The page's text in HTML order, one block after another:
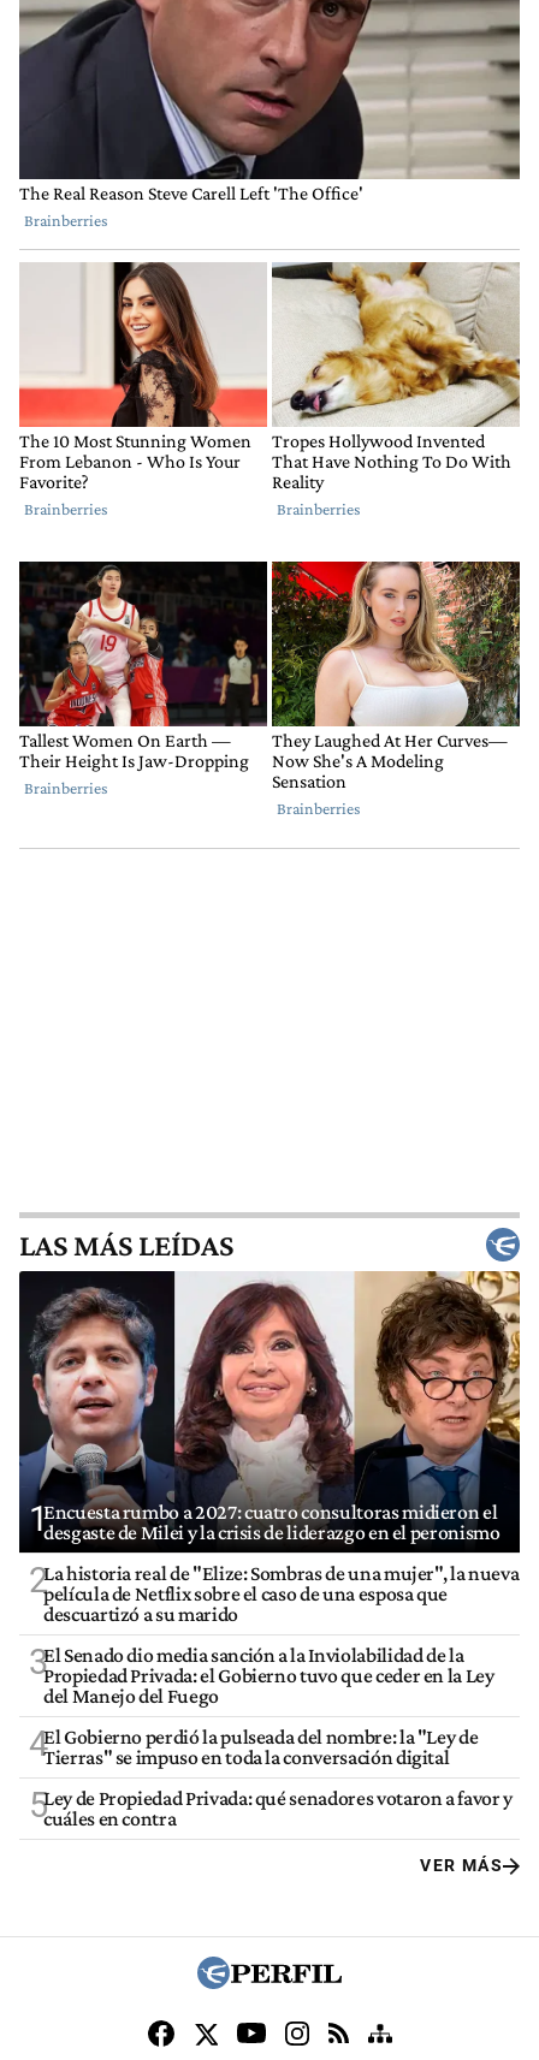
LAS MÁS LEÍDAS
1Encuesta rumbo a 2027: cuatro consultoras midieron el
desgaste de Milei y la crisis de liderazgo en el peronismo
2La historia real de "Elize: Sombras de una mujer", la nueva
película de Netflix sobre el caso de una esposa que
descuartizó a su marido
3El Senado dio media sanción a la Inviolabilidad de la
Propiedad Privada: el Gobierno tuvo que ceder en la Ley
del Manejo del Fuego
4El Gobierno perdió la pulseada del nombre: la "Ley de
Tierras" se impuso en toda la conversación digital
5Ley de Propiedad Privada: qué senadores votaron a favor y
cuáles en contra
VER MÁS